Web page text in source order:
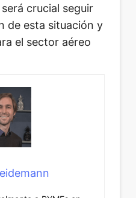
crucial seguir
de esta situación y
el sector aéreo